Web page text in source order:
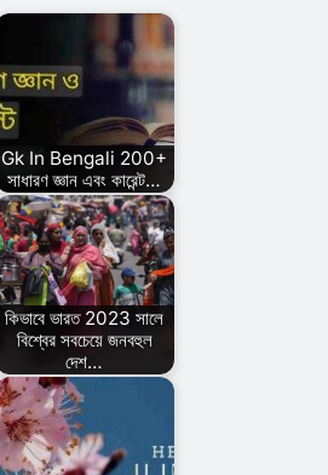
Gk In Bengali 200+
সাধারণ জ্ঞান এবং কারেন্ট…
কিভাবে ভারত 2023 সালে
বিশ্বের সবচেয়ে জনবহুল
দেশ…